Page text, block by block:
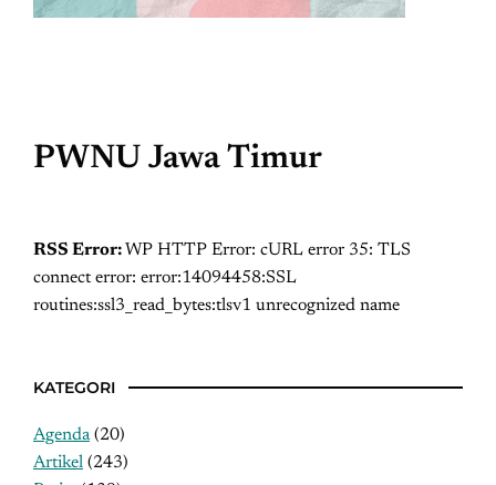
PWNU Jawa Timur
RSS Error: WP HTTP Error: cURL error 35: TLS
connect error: error:14094458:SSL
routines:ssl3_read_bytes:tlsv1 unrecognized name
KATEGORI
Agenda(20)
Artikel (243)